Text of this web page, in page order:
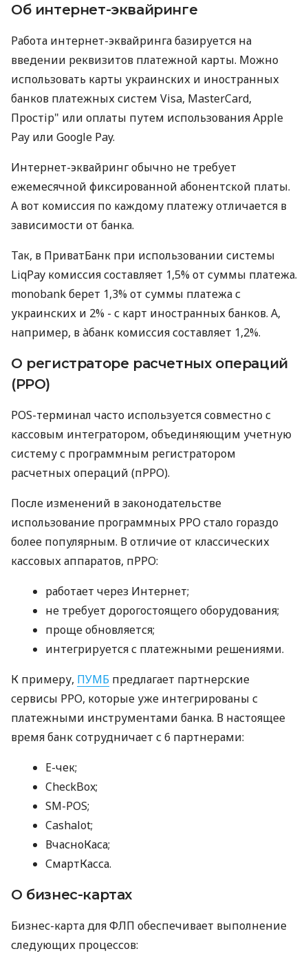
Об интернет-эквайринге
Работа интернет-эквайринга базируется на
введении реквизитов платежной карты. Можно
использовать карты украинских и иностранных
банков платежных систем Visa, MasterCard,
Простір" или оплаты путем использования Apple
Pay или Google Pay.
Интернет-эквайринг обычно не требует
ежемесячной фиксированной абонентской платы.
А вот комиссия по каждому платежу отличается в
зависимости от банка.
Так, в ПриватБанк при использовании системы
LiqPay комиссия составляет 1,5% от суммы платежа.
monobank берет 1,3% от суммы платежа с
украинских и 2% - с карт иностранных банков. А,
например, в àбанк комиссия составляет 1,2%.
О регистраторе расчетных операций
(РРО)
POS-терминал часто используется совместно с
кассовым интегратором, объединяющим учетную
систему с программным регистратором
расчетных операций (пРРО).
После изменений в законодательстве
использование программных РРО стало гораздо
более популярным. В отличие от классических
кассовых аппаратов, пРРО:
работает через Интернет;
не требует дорогостоящего оборудования;
проще обновляется;
интегрируется с платежными решениями.
К примеру, ПУМБ предлагает партнерские
сервисы РРО, которые уже интегрированы с
платежными инструментами банка. В настоящее
время банк сотрудничает с 6 партнерами:
E-чек;
CheckBox;
SM-POS;
Cashalot;
ВчасноКаса;
СмартКасса.
О бизнес-картах
Бизнес-карта для ФЛП обеспечивает выполнение
следующих процессов: